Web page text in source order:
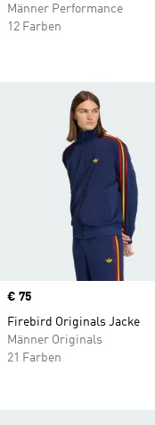
Männer Performance
12 Farben
Price
€ 75
Firebird Originals Jacke
Männer Originals
21 Farben